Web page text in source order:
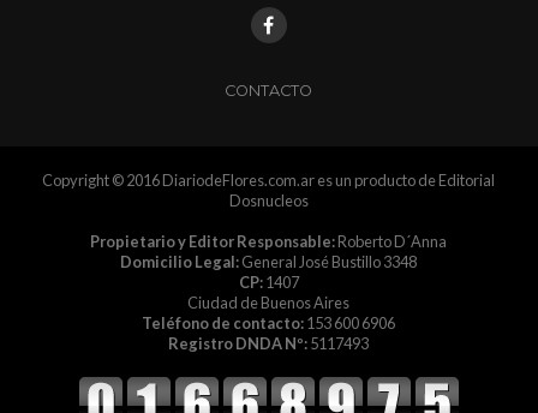
CONTACTO
Copyright © 2016 DiariodeFlores.com.ar es un producto de Editorial
Dosnucleos
Propietario y Editor Responsable:Roberto D´Anna
Domicilio Legal:General José Bustillo 3348
CP:1407
Ciudad de Buenos Aires
Teléfono de contacto:153 600 6906
Registro DNDA Nº:5117493